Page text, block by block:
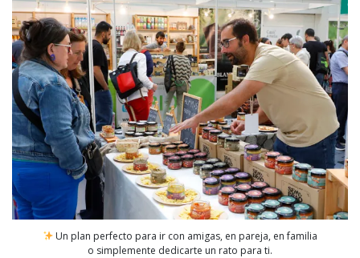
Un plan perfecto para ir con amigas, en pareja, en familia
o simplemente dedicarte un rato para ti.